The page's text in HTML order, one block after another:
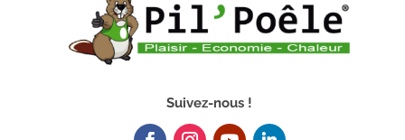
Suivez-nous !